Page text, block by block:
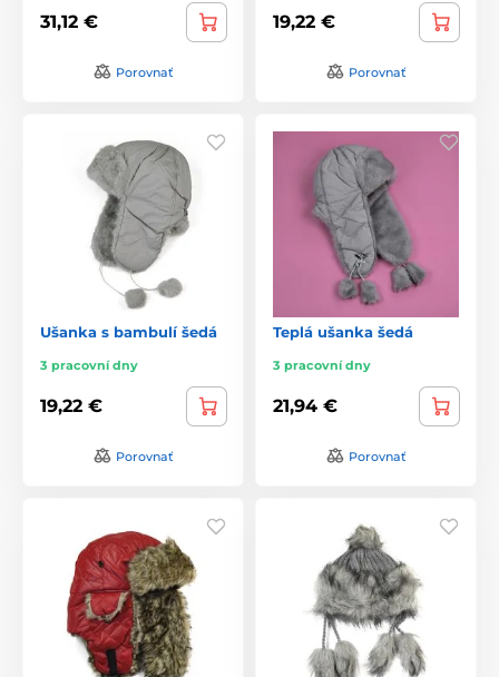
31,12 €
Porovnať
19,22 €
Porovnať
Ušanka s bambulí šedá
3 pracovní dny
19,22 €
Porovnať
Teplá ušanka šedá
3 pracovní dny
21,94 €
Porovnať